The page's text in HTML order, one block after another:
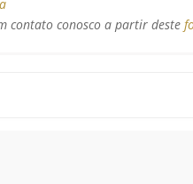
contato conosco a partir deste